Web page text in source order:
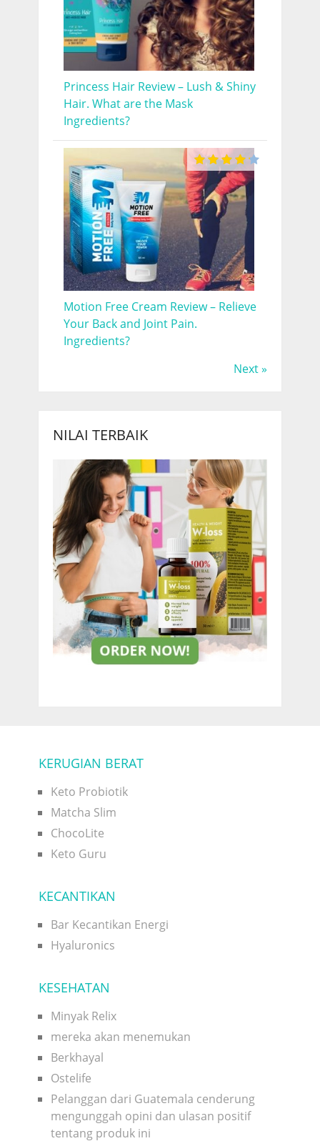
Princess Hair Review – Lush & Shiny
Hair. What are the Mask
Ingredients?
Motion Free Cream Review – Relieve
Your Back and Joint Pain.
Ingredients?
Next »
NILAI TERBAIK
KERUGIAN BERAT
Keto Probiotik
Matcha Slim
ChocoLite
Keto Guru
KECANTIKAN
Bar Kecantikan Energi
Hyaluronics
KESEHATAN
Minyak Relix
mereka akan menemukan
Berkhayal
Ostelife
Pelanggan dari Guatemala cenderung
mengunggah opini dan ulasan positif
tentang produk ini